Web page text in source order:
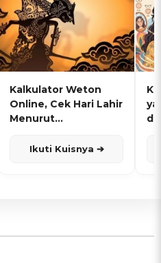
Kalkulator Weton
Online, Cek Hari Lahir
Menurut
Ikuti Kuisnya ➔